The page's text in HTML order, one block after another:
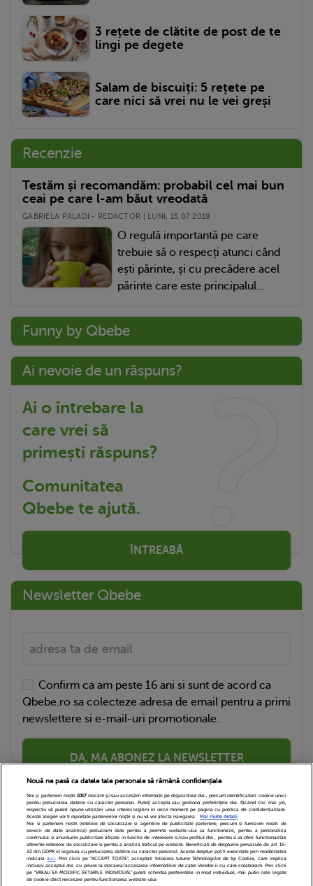
3 rețete de clătite de post de te
lingi pe degete
Salam de biscuiți: 5 rețete pe
care nici să vrei nu le vei greși
Recenzie
Testăm și recomandăm: probabil cel mai bun
ceai pe care l-am băut vreodată
GABRIELA PALADI - REDACTOR | LUNI, 15.07.2019
O regulă importantă pe care
trebuie să o respecți atunci când
ești părinte, și cu precădere acel
părinte care este principalul...
Funny by Qbebe
Ai nevoie de un răspuns?
Ai o întrebare la
care vrei să
primești răspuns?
Comunitatea
Qbebe te ajută.
ÎNTREABĂ
Newsletter Qbebe
Confirm ca am peste 16 ani si sunt de acord ca
Qbebe.ro sa colecteze adresa de email pentru a primi
newslettere si e-mail-uri promotionale.
DA, MA ABONEZ LA NEWSLETTER
Echipa Editoriala Newsletter Contact
Nouă ne pasă ca datele tale personale să rămână confidențiale
Noi și partenerii noștri 1017stocăm și/sau accesăm informații pe dispozitivul dvs., precum identificatorii cookie unici
pentru prelucrarea datelor cu caracter personal. Puteți accepta sau gestiona preferințele dvs. făcând clic mai jos,
respectiv vă puteți opune utilizării unui interes legitim în orice moment pe pagina cu politica de confidențialitate.
Aceste alegeri vor fi raportate partenerilor noștri și nu vă vor afecta navigarea.
Mai multe detalii
Noi si partenerii nostri (retelele de socializare si agentiile de publicitate partenere, precum si furnizorii nostri de
servicii de date analitice) prelucram date pentru a permite website-ului sa functioneze, pentru a personaliza
continutul si anunturile publicitare afisate in functie de interesele si/sau profilul dvs., pentru a va oferi functionalitati
aferente retelelor de socializare si pentru a analiza traficul pe website. Beneficiati de drepturile prevazute de art. 15-
22 din GDPR in legatura cu prelucrarea datelor cu caracter personal. Aceste drepturi pot fi exercitate prin modalitatea
indicataaici. Prin click pe “ACCEPT TOATE”, acceptati folosirea tuturor Tehnologiilor de tip Cookie, care implica
inclusiv acceptul dvs. cu privire la stocarea/accesarea informatiilor de catre Vendor-ii cu care colaboram. Prin click
pe “VREAU SA MODIFIC SETARILE INDIVIDUAL” puteti schimba preferintele in mod individual, mai putin cele legate
de cookie strict necesare pentru functionarea website-ului.